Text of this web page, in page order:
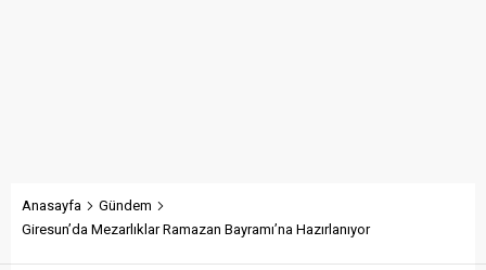
Anasayfa
Gündem
Giresun’da Mezarlıklar Ramazan Bayramı’na Hazırlanıyor